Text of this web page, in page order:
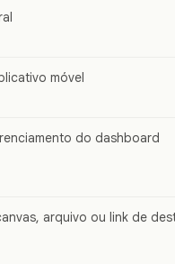
móvel
do dashboard
arquivo ou link de